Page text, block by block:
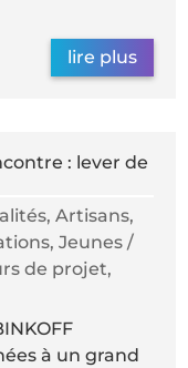
lire plus
: lever de
, Artisans,
,Jeunes /
de projet,
à un grand